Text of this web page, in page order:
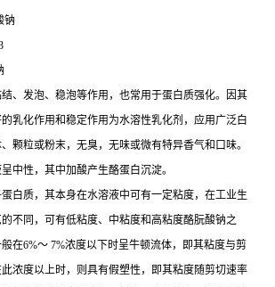
钠
、发泡、稳泡等作用，也常用于蛋白质强化。因其
乳化作用和稳定作用为水溶性乳化剂，应用广泛白
颗粒或粉末，无臭，无味或微有特异香气和口味。
中性，其中加酸产生酪蛋白沉淀。
白质，其本身在水溶液中可有一定粘度，在工业生
不同，可有低粘度、中粘度和高粘度酪朊酸钠之
在6%～ 7%浓度以下时呈牛顿流体，即其粘度与剪
浓度以上时，则具有假塑性，即其粘度随剪切速率